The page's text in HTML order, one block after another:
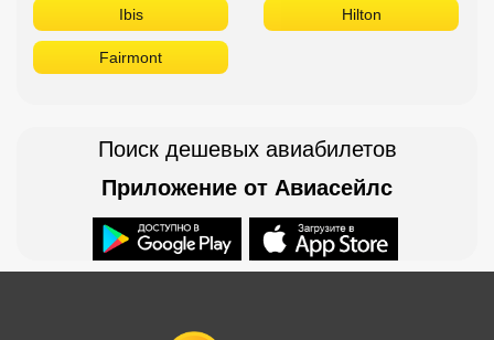
Ibis Hilton
Fairmont
Поиск дешевых авиабилетов
Приложение от Авиасейлс